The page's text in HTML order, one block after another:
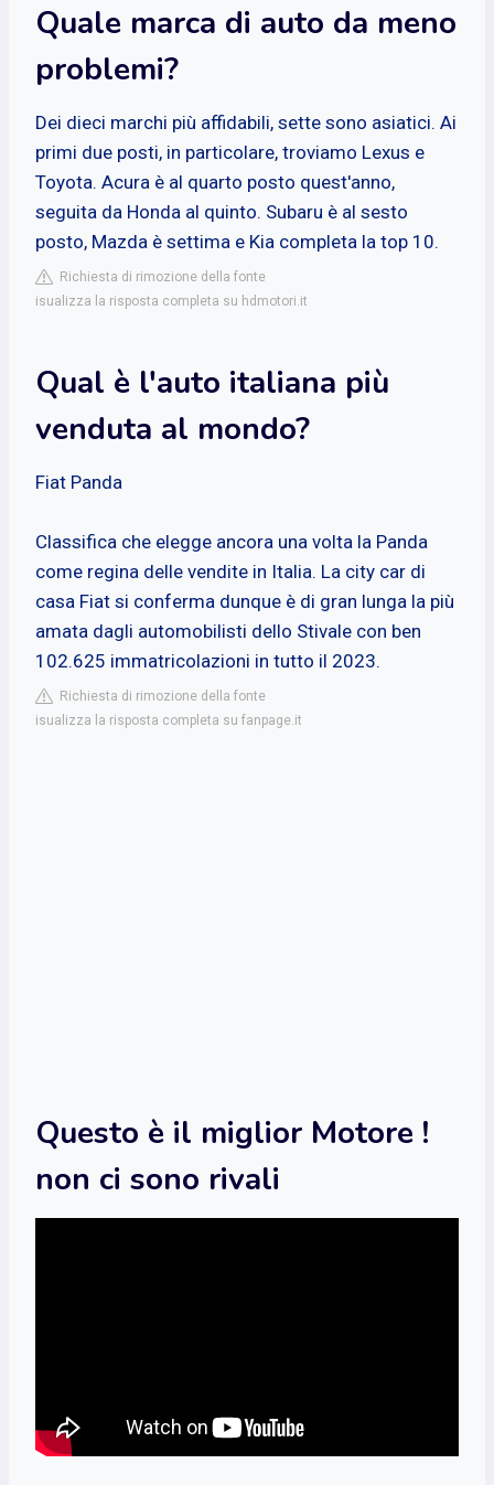
Quale marca di auto da meno
problemi?
Dei dieci marchi più affidabili, sette sono asiatici. Ai
primi due posti, in particolare, troviamo Lexus e
Toyota. Acura è al quarto posto quest'anno,
seguita da Honda al quinto. Subaru è al sesto
posto, Mazda è settima e Kia completa la top 10.
Richiesta di rimozione della fonte
isualizza la risposta completa su hdmotori.it
Qual è l'auto italiana più
venduta al mondo?
Fiat Panda
Classifica che elegge ancora una volta la Panda
come regina delle vendite in Italia. La city car di
casa Fiat si conferma dunque è di gran lunga la più
amata dagli automobilisti dello Stivale con ben
102.625 immatricolazioni in tutto il 2023.
Richiesta di rimozione della fonte
isualizza la risposta completa su fanpage.it
Questo è il miglior Motore !
non ci sono rivali